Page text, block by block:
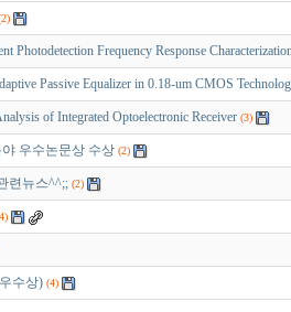
Photodetection Frequency Response
Passive Equalizer in 0.18-um CMOS
of Integrated Optoelectronic Receiver (3)
우수논문상 수상 (2)
련뉴스^^;; (2)
수상) (4)